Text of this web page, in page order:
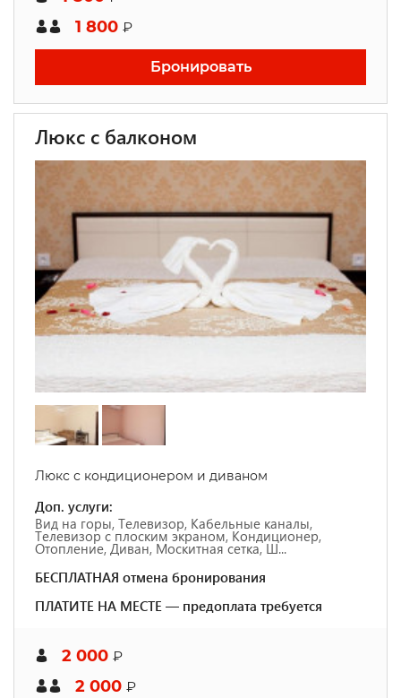
1 800 ₽
Бронировать
Люкс с балконом
Люкс с кондиционером и диваном
Доп. услуги:
Вид на горы, Телевизор, Кабельные каналы,
Телевизор с плоским экраном, Кондиционер,
Отопление, Диван, Москитная сетка, Ш...
БЕСПЛАТНАЯ отмена бронирования
ПЛАТИТЕ НА МЕСТЕ — предоплата требуется
2 000 ₽
2 000 ₽